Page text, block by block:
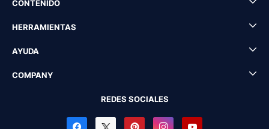
CONTENIDO
HERRAMIENTAS
AYUDA
COMPANY
REDES SOCIALES